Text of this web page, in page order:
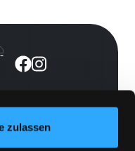
zulassen